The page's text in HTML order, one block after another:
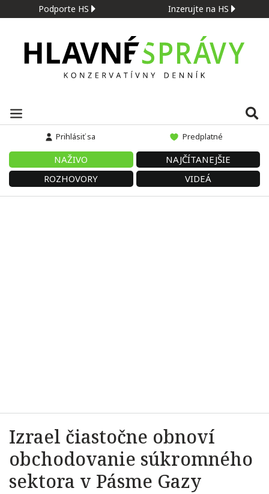
Podporte HS Inzerujte na HS
Prihlásiť sa Predplatné
NAŽIVO
NAJČÍTANEJŠIE
ROZHOVORY
VIDEÁ
Izrael čiastočne obnoví
obchodovanie súkromného
sektora v Pásme Gazy